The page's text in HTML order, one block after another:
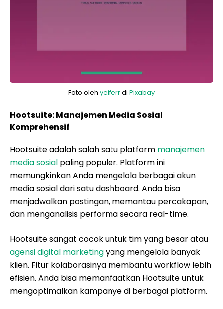
Foto oleh yeiferrdi Pixabay
Hootsuite: Manajemen Media Sosial
Komprehensif
Hootsuite adalah salah satu platform manajemen
media sosial paling populer. Platform ini
memungkinkan Anda mengelola berbagai akun
media sosial dari satu dashboard. Anda bisa
menjadwalkan postingan, memantau percakapan,
dan menganalisis performa secara real-time.
Hootsuite sangat cocok untuk tim yang besar atau
agensi digital marketingyang mengelola banyak
klien. Fitur kolaborasinya membantu workflow lebih
efisien. Anda bisa memanfaatkan Hootsuite untuk
mengoptimalkan kampanye di berbagai platform.